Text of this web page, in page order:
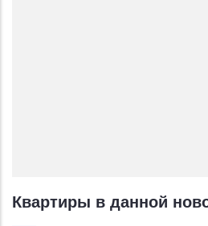
Квартиры в данной